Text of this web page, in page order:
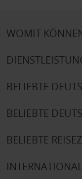
WOMIT
BELIEBTE
BELIEBTE
BELIEBTE